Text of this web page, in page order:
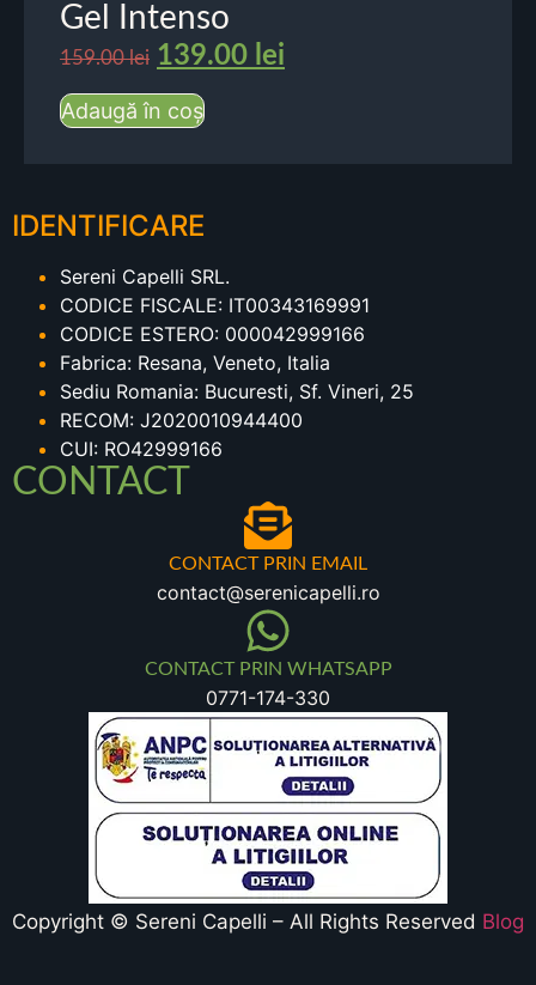
Gel Intenso
159.00lei 139.00 lei
Adaugă în coș
IDENTIFICARE
Sereni Capelli SRL.
CODICE FISCALE: IT00343169991
CODICE ESTERO: 000042999166
Fabrica: Resana, Veneto, Italia
Sediu Romania: Bucuresti, Sf. Vineri, 25
RECOM: J2020010944400
CUI: RO42999166
CONTACT
CONTACT PRIN EMAIL
contact@serenicapelli.ro
CONTACT PRIN WHATSAPP
0771-174-330
Copyright © Sereni Capelli – All Rights Reserved Blog